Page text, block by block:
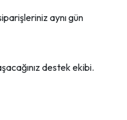
aynı gün
destek ekibi.